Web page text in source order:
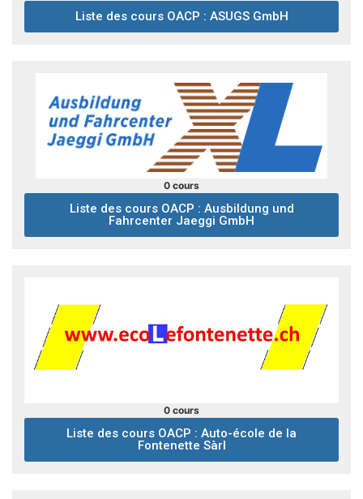
Liste des cours OACP : ASUGS GmbH
0 cours
Liste des cours OACP : Ausbildung und
Fahrcenter Jaeggi GmbH
0 cours
Liste des cours OACP : Auto-école de la
Fontenette Sàrl